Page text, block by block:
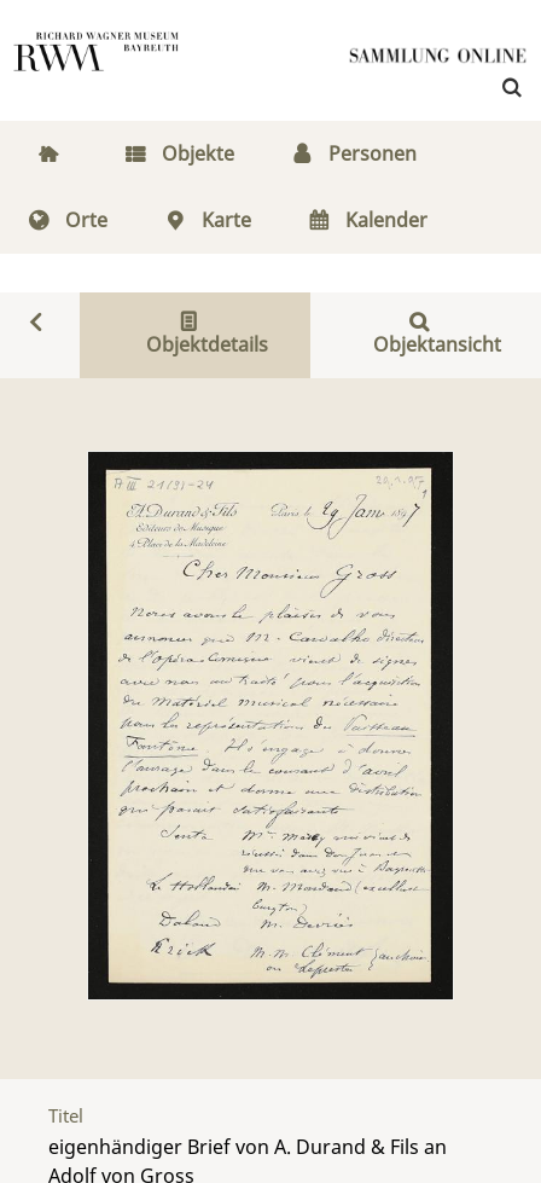
Objekte Personen
Orte Karte Kalender
Objektdetails Objektansicht
Titel
eigenhändiger Brief von A. Durand & Fils an
Adolf von Gross